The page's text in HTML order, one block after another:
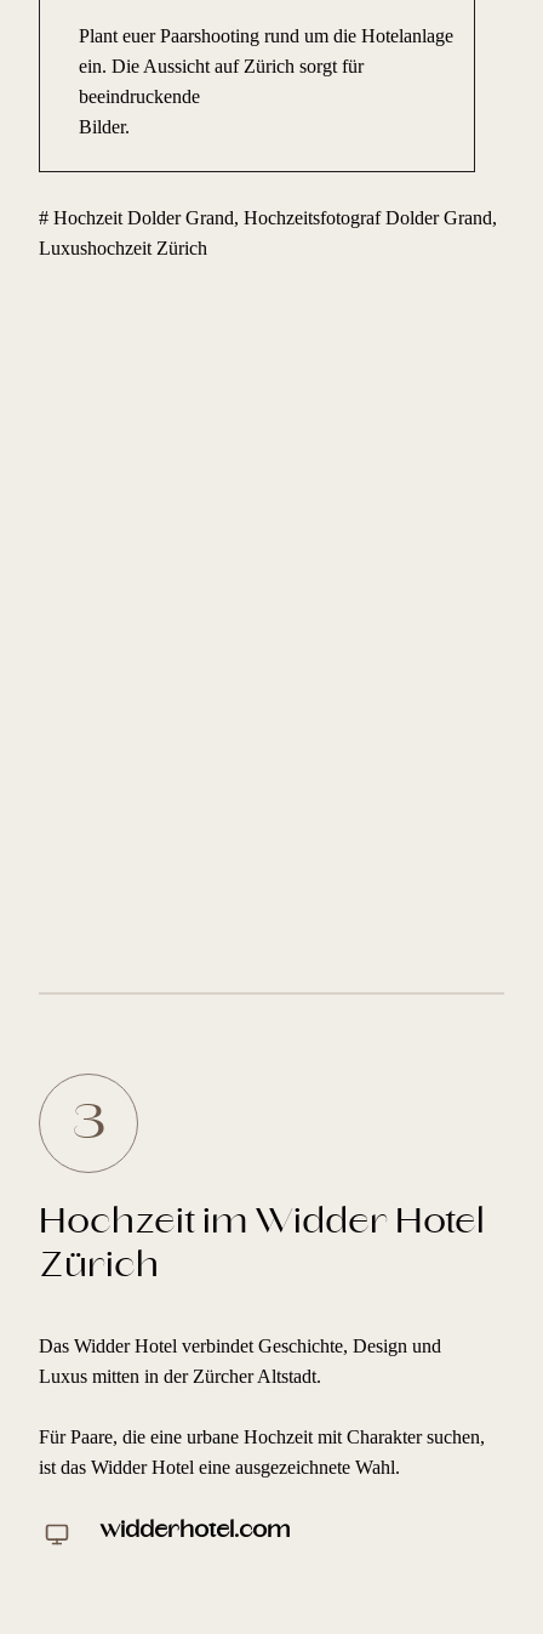
Plant euer Paarshooting rund um die Hotelanlage
ein. Die Aussicht auf Zürich sorgt für
beeindruckende
Bilder.
# Hochzeit Dolder Grand, Hochzeitsfotograf Dolder Grand,
Luxushochzeit Zürich
3
Hochzeit im Widder Hotel
Zürich
Das Widder Hotel verbindet Geschichte, Design und
Luxus mitten in der Zürcher Altstadt.
Für Paare, die eine urbane Hochzeit mit Charakter suchen,
ist das Widder Hotel eine ausgezeichnete Wahl.
widderhotel.com